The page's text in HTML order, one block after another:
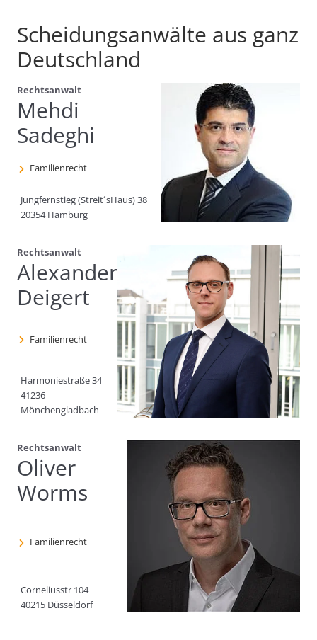
Scheidungsanwälte aus ganz
Deutschland
Rechtsanwalt
Mehdi
Sadeghi
Familienrecht
Jungfernstieg (Streit´sHaus) 38
20354 Hamburg
Rechtsanwalt
Alexander
Deigert
Familienrecht
Harmoniestraße 34
41236
Mönchengladbach
Rechtsanwalt
Oliver
Worms
Familienrecht
Corneliusstr 104
40215 Düsseldorf